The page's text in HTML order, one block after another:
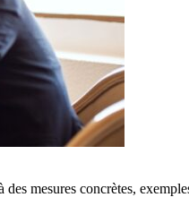
mesures concrètes,